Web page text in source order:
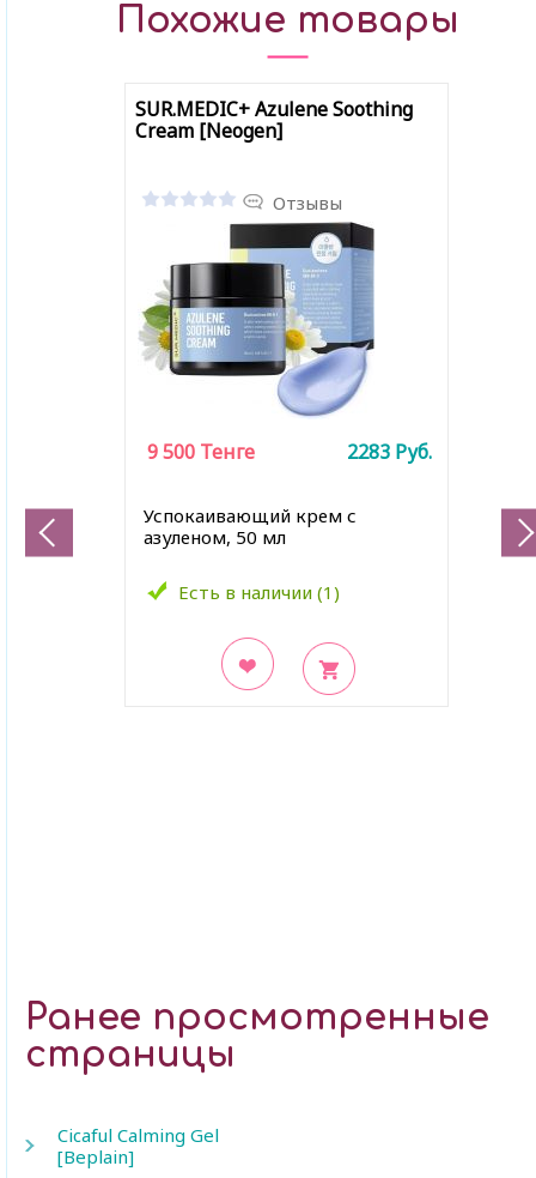
Похожие товары
SUR.MEDIC+ Azulene Soothing
Cream [Neogen]
Отзывы
Успокаивающий крем с
азуленом, 50 мл
Есть в наличии (1)
9 500 Тенге 2283 Руб.
Ранее просмотренные
страницы
Cicaful Calming Gel
[Beplain]